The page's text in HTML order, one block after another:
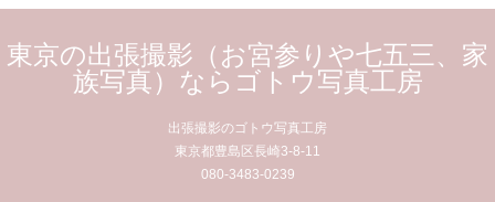
東京の出張撮影（お宮参りや七五三、家
族写真）ならゴトウ写真工房
出張撮影のゴトウ写真工房
東京都豊島区長崎3-8-11
080-3483-0239